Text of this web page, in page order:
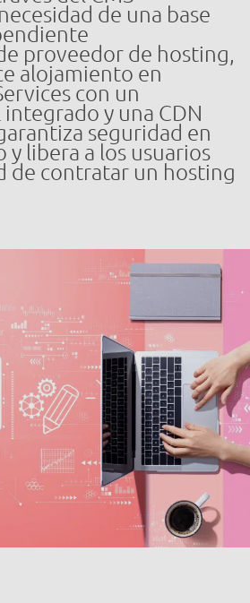
de una base
proveedor de hosting,
alojamiento en
con un
integrado y una CDN
seguridad en
libera a los usuarios
de contratar un hosting